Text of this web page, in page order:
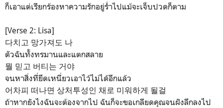
ก็เอาแต่เรียกร้องหาความรักอยู่ร่ำไปแม้จะเจ็บปวดก็ตาม
[Verse 2: Lisa]
다치고 망가져도 나
ตัวฉันทั้งทรมานและแตกสลาย
뭘 믿고 버티는 거야
จนหาสิ่งที่ยึดเหนี่ยวเอาไว้ไม่ได้อีกแล้ว
어차피 떠나면 상처투성인 채로 미워하게 될걸
ถ้าหากยังไงฉันจะต้องจากไป ฉันก็จะขอเกลียดคุณจนฝังลึกลงไป